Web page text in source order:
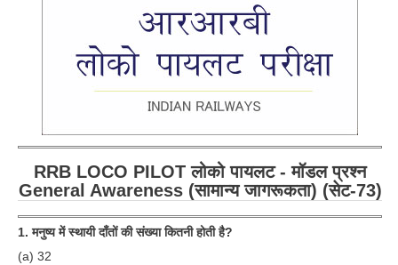
RRB LOCO PILOT लोको पायलट - मॉडल प्रश्न
General Awareness (सामान्य जागरूकता) (सेट-73)
1. मनुष्य में स्थायी दाँतों की संख्या कितनी होती है?
(a) 32